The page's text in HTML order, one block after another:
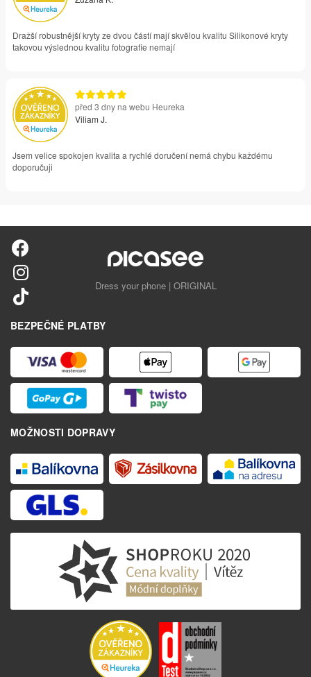
Dražší robustnější kryty ze dvou částí mají skvělou kvalitu Silikonové kryty
takovou výslednou kvalitu fotografie nemají
před 3 dny na webu Heureka
Viliam J.
Jsem velice spokojen kvalita a rychlé doručení nemá chybu každému
doporučuji
Dress your phone | ORIGINAL
BEZPEČNÉ PLATBY
MOŽNOSTI DOPRAVY